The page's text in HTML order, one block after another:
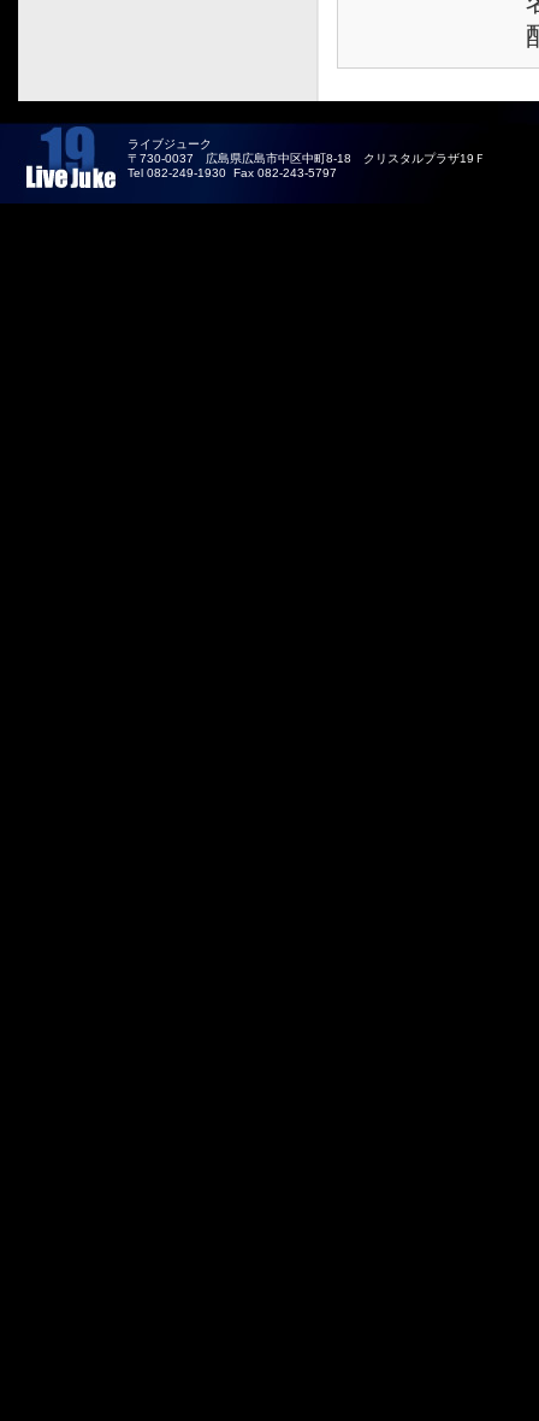
ライブジューク
〒730-0037 広島県広島市中区中町8-18 クリスタルプラザ19Ｆ
Tel 082-249-1930 Fax 082-243-5797